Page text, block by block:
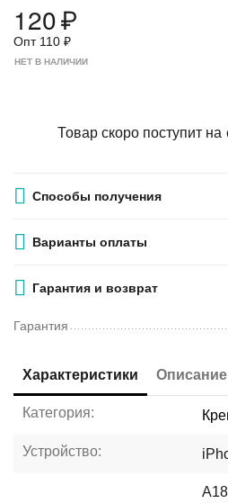
120₽
Опт 110 ₽
НЕТ В НАЛИЧИИ
Товар скоро поступит на
Способы получения
Варианты оплаты
Гарантия и возврат
Гарантия
Характеристики Описание
Категория:
Устройство: